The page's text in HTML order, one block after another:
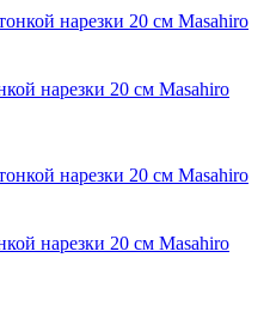
нарезки 20 см Masahiro
нарезки 20 см Masahiro